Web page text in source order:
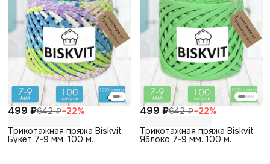
499 ₽642 ₽−22%
Трикотажная пряжа Biskvit
Букет 7-9 мм. 100 м.
499 ₽642 ₽−22%
Трикотажная пряжа Biskvit
Яблоко 7-9 мм. 100 м.